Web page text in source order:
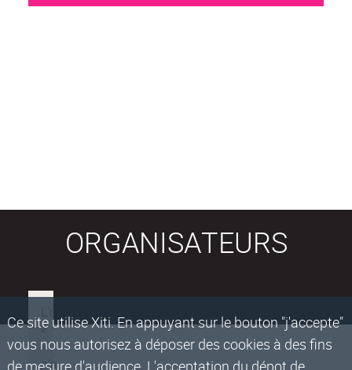
Ce site utilise Xiti. En appuyant sur le bouton "j'accepte"
vous nous autorisez à déposer des cookies à des fins
de mesure d'audience. L'acceptation du dépot de
ORGANISATEURS